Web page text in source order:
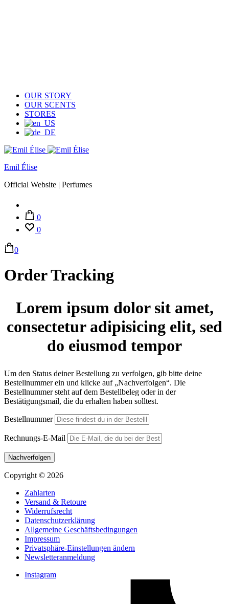
OUR STORY
OUR SCENTS
STORES
Emil Élise
Official Website | Perfumes
0
0
0
Order Tracking
Lorem ipsum dolor sit amet,
consectetur adipisicing elit, sed
do eiusmod tempor
Um den Status deiner Bestellung zu verfolgen, gib bitte deine
Bestellnummer ein und klicke auf „Nachverfolgen“. Die
Bestellnummer steht auf dem Bestellbeleg oder in der
Bestätigungsmail, die du erhalten haben solltest.
Bestellnummer
Rechnungs-E-Mail
Nachverfolgen
Copyright © 2026
Zahlarten
Versand & Retoure
Widerrufsrecht
Datenschutzerklärung
Allgemeine Geschäftsbedingungen
Impressum
Privatsphäre-Einstellungen ändern
Newsletteranmeldung
Instagram